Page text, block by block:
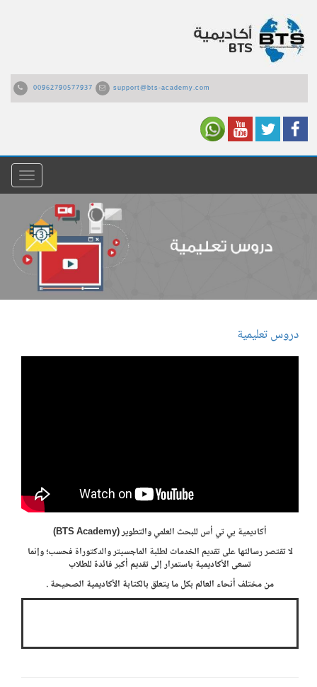
00962790577937 support@bts-academy.com
القائمة
دروس تعليمية
أكاديمية بي تي أس للبحث العلمي والتطوير (BTS Academy)
لا تقتصر رسالتها على تقديم الخدمات لطلبة الماجسيتر والدكتوراة فحسب؛ وإنما
تسعى الأكاديمية باستمرار إلى تقديم أكبر فائدة للطلاب
من مختلف أنحاء العالم بكل ما يتعلق بالكتابة الأكاديمية الصحيحة .